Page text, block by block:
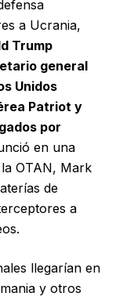
a Ucrania,
Trump
general
Unidos
Patriot y
por
en una
OTAN, Mark
de
a
llegarían en
y otros